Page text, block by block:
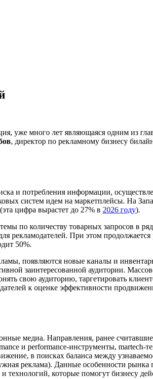
уже много лет являющаяся одним из
, директор по рекламному бизнесу
и потребления информации,
систем идем на маркетплейсы. На
цифра вырастет до 27% в 2026 году).
по количеству товарных запросов в
При этом
50%.
появляются новые каналы и
заинтересованной аудитории.
свою аудиторию, таргетировать
к оценке эффективности
медиа. Направления, ранее
и performance-инструменты, martech-
в поисках баланса между
реклама). Данные особенности рынка
которые помогут бизнесу